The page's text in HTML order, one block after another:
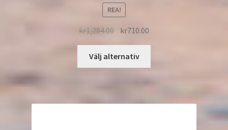
REA!
kr1,284.00 kr710.00
Välj alternativ